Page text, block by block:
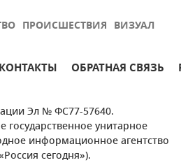
ПРОИСШЕСТВИЯ ВИЗУАЛ
КОНТАКТЫ ОБРАТНАЯ СВЯЗЬ
Эл № ФС77-57640.
государственное унитарное
информационное агентство
сегодня»).